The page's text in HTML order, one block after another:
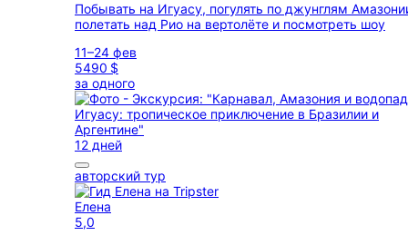
Побывать на Игуасу, погулять по джунглям
полетать над Рио на вертолёте и посмотреть шоу
11–24 фев
5490 $
за одного
12 дней
авторский тур
Елена
5,0